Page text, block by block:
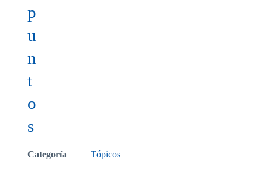
p
u
n
t
o
s
Categoría Tópicos